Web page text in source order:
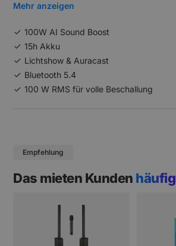
Mehr anzeigen
100W AI Sound Boost
15h Akku
Lichtshow & Auracast
Bluetooth 5.4
100 W RMS für volle Beschallung
Empfehlung
Das mieten Kunden häufig